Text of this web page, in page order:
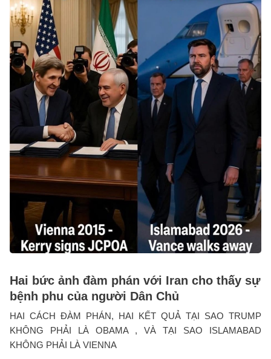
Hai bức ảnh đàm phán với Iran cho thấy sự
bệnh phu của người Dân Chủ
HAI CÁCH ĐÀM PHÁN, HAI KẾT QUẢ TẠI SAO TRUMP
KHÔNG PHẢI LÀ OBAMA , VÀ TẠI SAO ISLAMABAD
KHÔNG PHẢI LÀ VIENNA